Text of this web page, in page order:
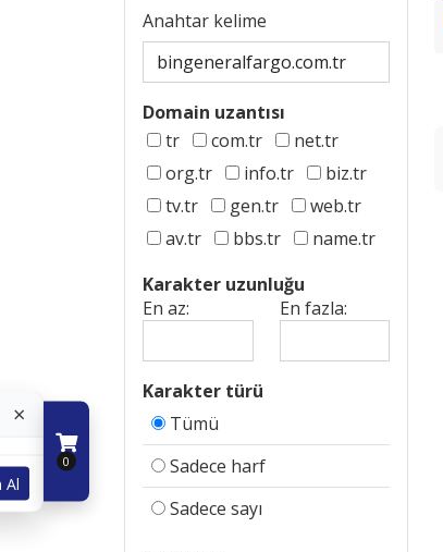
Anahtar kelime
Domain uzantısı
tr
com.tr
net.tr
org.tr
info.tr
biz.tr
tv.tr
gen.tr
web.tr
av.tr
bbs.tr
name.tr
Karakter uzunluğu
En az:
En fazla:
Karakter türü
Tümü
Sadece harf
Sadece sayı
0
×
Al